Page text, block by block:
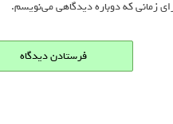
زمانی که دوباره دیدگاهی می‌نویسم.